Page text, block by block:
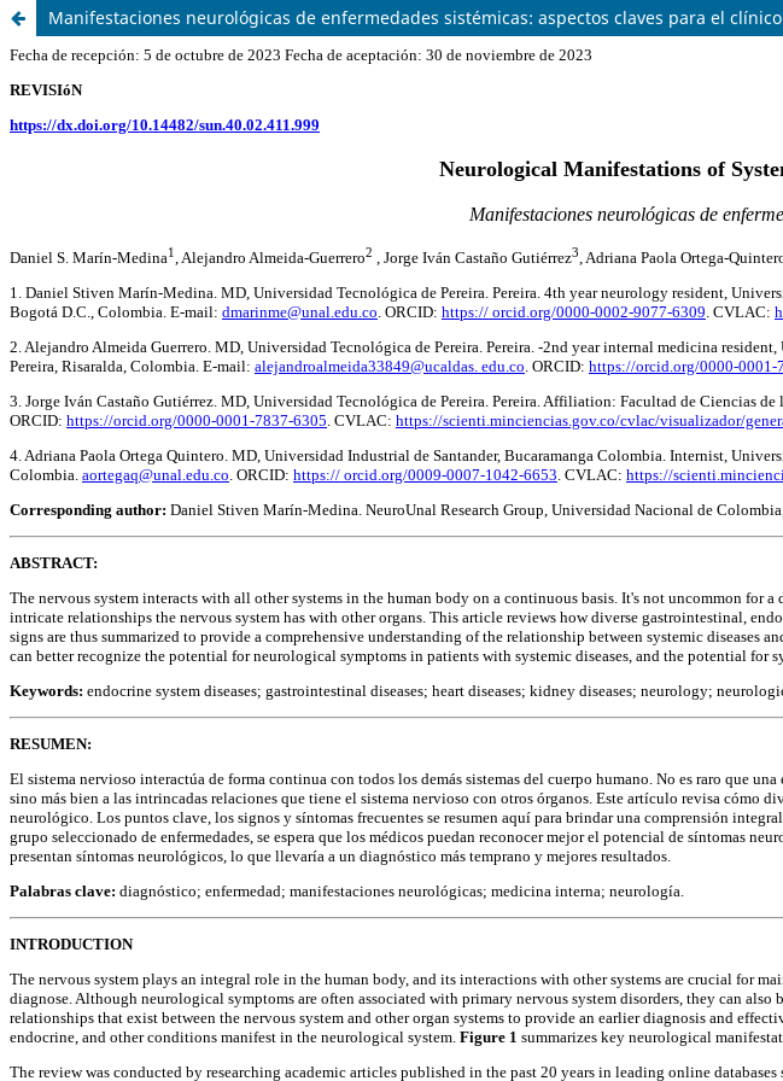
Manifestaciones neurológicas de enfermedades sistémicas: aspectos claves para el clínico